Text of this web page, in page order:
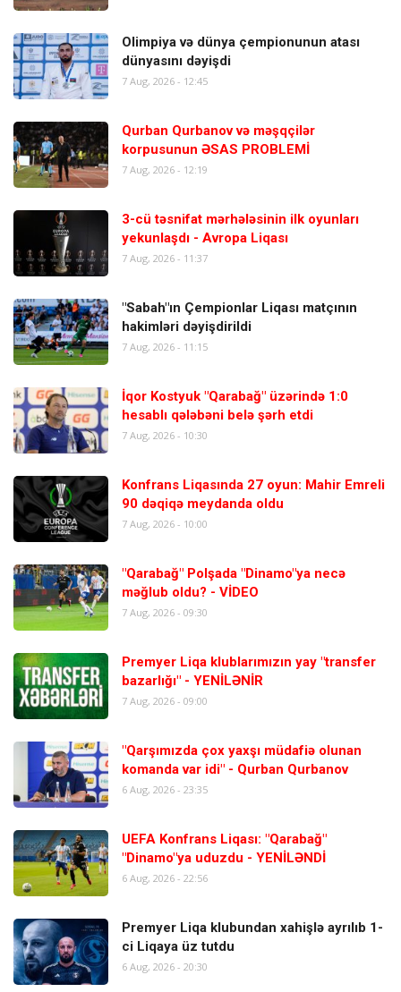
Olimpiya və dünya çempionunun atası
dünyasını dəyişdi
7 Aug, 2026 - 12:45
Qurban Qurbanov və məşqçilər
korpusunun ƏSAS PROBLEMİ
7 Aug, 2026 - 12:19
3-cü təsnifat mərhələsinin ilk oyunları
yekunlaşdı - Avropa Liqası
7 Aug, 2026 - 11:37
"Sabah"ın Çempionlar Liqası matçının
hakimləri dəyişdirildi
7 Aug, 2026 - 11:15
İqor Kostyuk "Qarabağ" üzərində 1:0
hesablı qələbəni belə şərh etdi
7 Aug, 2026 - 10:30
Konfrans Liqasında 27 oyun: Mahir Emreli
90 dəqiqə meydanda oldu
7 Aug, 2026 - 10:00
"Qarabağ" Polşada "Dinamo"ya necə
məğlub oldu? - VİDEO
7 Aug, 2026 - 09:30
Premyer Liqa klublarımızın yay "transfer
bazarlığı" - YENİLƏNİR
7 Aug, 2026 - 09:00
"Qarşımızda çox yaxşı müdafiə olunan
komanda var idi" - Qurban Qurbanov
6 Aug, 2026 - 23:35
UEFA Konfrans Liqası: "Qarabağ"
"Dinamo"ya uduzdu - YENİLƏNDİ
6 Aug, 2026 - 22:56
Premyer Liqa klubundan xahişlə ayrılıb 1-
ci Liqaya üz tutdu
6 Aug, 2026 - 20:30